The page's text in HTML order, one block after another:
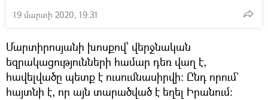
19 մարտի 2020, 19:31
Մարտիրոսյանի խոսքով՝ վերջնական
եզրակացությունների համար դեռ վաղ է,
հավելվածը պետք է ուսումնասիրվի։ Ընդ որում`
հայտնի է, որ այն տարածված է եղել Իրանում։